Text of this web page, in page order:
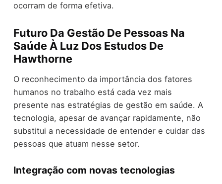
ocorram de forma efetiva.
Futuro Da Gestão De Pessoas Na
Saúde À Luz Dos Estudos De
Hawthorne
O reconhecimento da importância dos fatores
humanos no trabalho está cada vez mais
presente nas estratégias de gestão em saúde. A
tecnologia, apesar de avançar rapidamente, não
substitui a necessidade de entender e cuidar das
pessoas que atuam nesse setor.
Integração com novas tecnologias